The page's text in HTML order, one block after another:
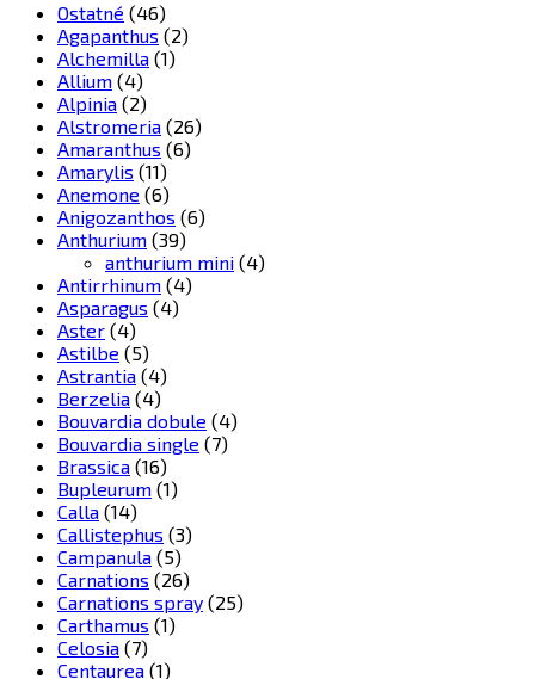
Ostatné (46)
Agapanthus (2)
Alchemilla (1)
Allium (4)
Alpinia (2)
Alstromeria (26)
Amaranthus (6)
Amarylis (11)
Anemone (6)
Anigozanthos (6)
Anthurium (39)
anthurium mini (4)
Antirrhinum (4)
Asparagus (4)
Aster (4)
Astilbe (5)
Astrantia (4)
Berzelia (4)
Bouvardia dobule (4)
Bouvardia single (7)
Brassica (16)
Bupleurum (1)
Calla (14)
Callistephus (3)
Campanula (5)
Carnations (26)
Carnations spray (25)
Carthamus (1)
Celosia (7)
Centaurea (1)